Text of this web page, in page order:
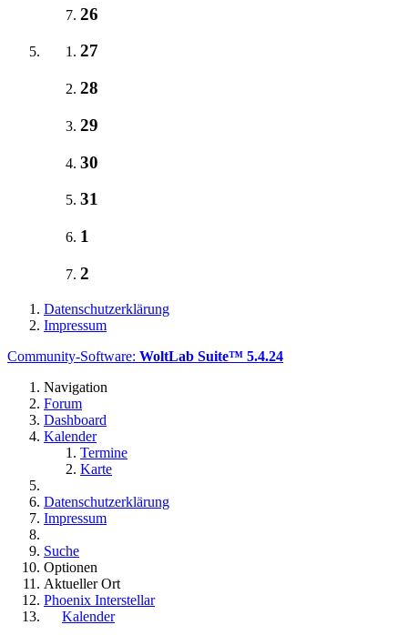
26
27
28
29
30
31
1
2
Datenschutzerklärung
Impressum
Community-Software: WoltLab Suite™ 5.4.24
Navigation
Forum
Dashboard
Kalender
Termine
Karte
Datenschutzerklärung
Impressum
Suche
Optionen
Aktueller Ort
Phoenix Interstellar
Kalender